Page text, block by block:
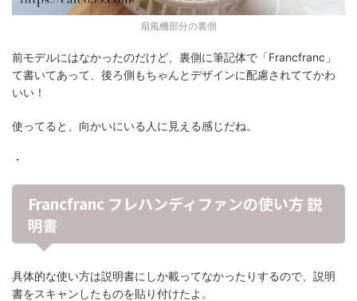
扇風機部分の裏側
前モデルにはなかったのだけど、裏側に筆記体で「Francfranc」
て書いてあって、後ろ側もちゃんとデザインに配慮されててかわ
いい！
使ってると、向かいにいる人に見える感じだね。
・
Francfranc フレハンディファンの使い方 説
明書
具体的な使い方は説明書にしか載ってなかったりするので、説明
書をスキャンしたものを貼り付けたよ。